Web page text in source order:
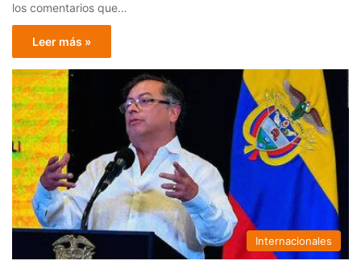
los comentarios que…
Leer más »
Internacionales